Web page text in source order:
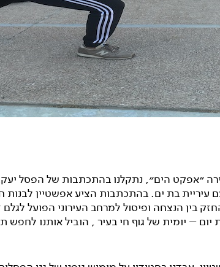
״אפקט הים״, נתקלנו בהתכתבות של הפסל
עיריית בת ים. בהתכתבות הציע אפשטיין לבנות
בין הנצחה ופיסול למרחב העירוני הפועל לגלם
יום – יומית של גוף חי בעיר , הוביל אותנו לחפש